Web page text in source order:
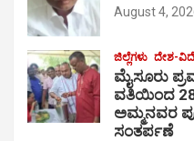
August 4,
ಜಿಲ್ಲೆಗಳು ದೇಶ-
ಮೈಸೂರು
ವತಿಯಿಂದ
ಅಮ್ಮನವರ
ಸಂತರ್ಪಣೆ